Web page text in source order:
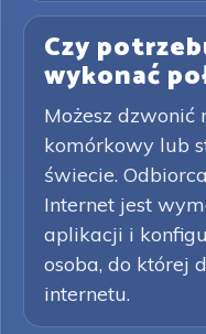
Czy
wykonać
Możesz
komórkowy lub
świecie.
Internet jest
aplikacji i
osoba, do której
internetu.